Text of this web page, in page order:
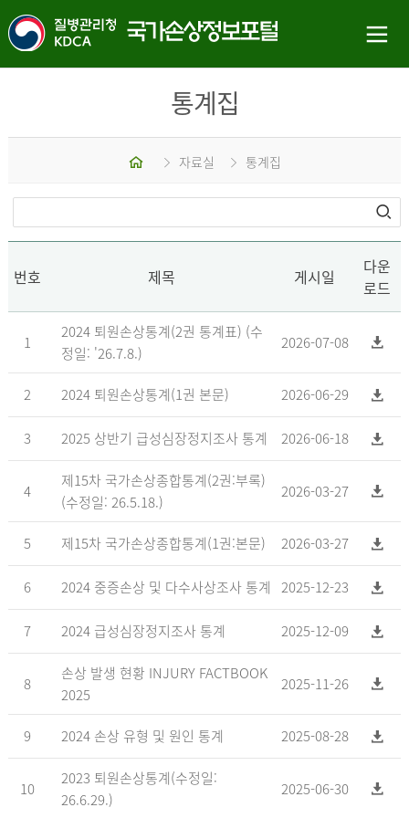
통계집
홈 자료실 통계집
번호 제목 게시일
다운
로드
1
2024 퇴원손상통계(2권 통계표) (수
정일: '26.7.8.)
2026-07-08
2 2024 퇴원손상통계(1권 본문) 2026-06-29
3 2025 상반기 급성심장정지조사 통계 2026-06-18
4
제15차 국가손상종합통계(2권:부록)
(수정일: 26.5.18.)
2026-03-27
5 제15차 국가손상종합통계(1권:본문) 2026-03-27
6 2024 중증손상 및 다수사상조사 통계 2025-12-23
7 2024 급성심장정지조사 통계 2025-12-09
8
손상 발생 현황 INJURY FACTBOOK
2025
2025-11-26
9 2024 손상 유형 및 원인 통계 2025-08-28
10
2023 퇴원손상통계(수정일:
26.6.29.)
2025-06-30